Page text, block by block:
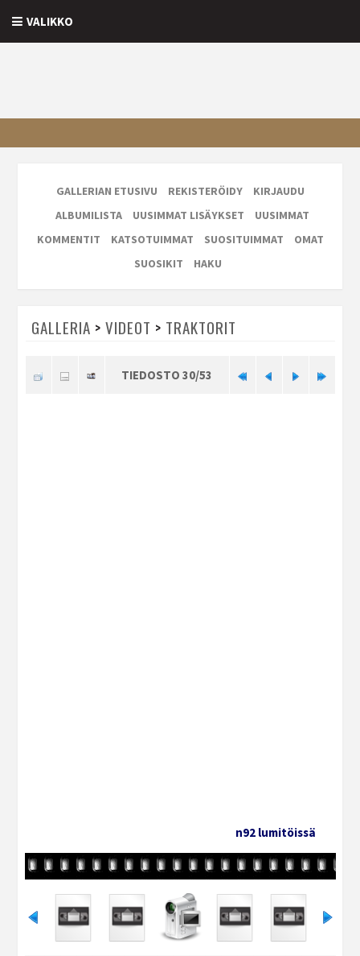
VALIKKO
GALLERIAN ETUSIVU REKISTERÖIDY
KIRJAUDU
ALBUMILISTA
UUSIMMAT LISÄYKSET
UUSIMMAT
KOMMENTIT
KATSOTUIMMAT SUOSITUIMMAT
OMAT
SUOSIKIT
HAKU
GALLERIA > VIDEOT > TRAKTORIT
TIEDOSTO 30/53
n92 lumitöissä